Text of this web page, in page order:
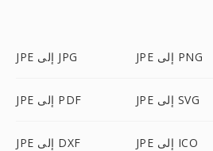
JPE إلى JPG JPE إلى PNG
JPE إلى PDF JPE إلى SVG
JPE إلى DXF JPE إلى ICO